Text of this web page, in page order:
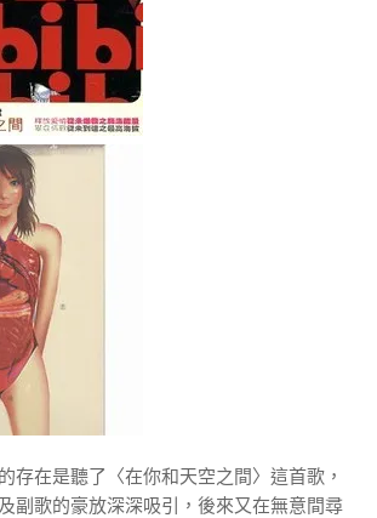
存在是聽了〈在你和天空之間〉這首歌，
副歌的豪放深深吸引，後來又在無意間尋